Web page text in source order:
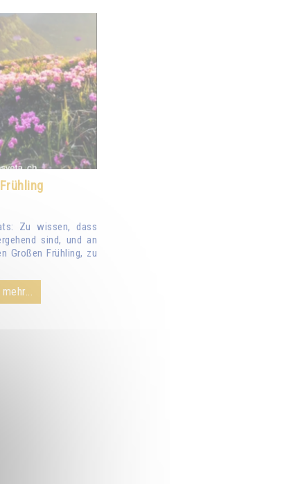
Zu wissen, dass
sind, und an
Großen Frühling, zu